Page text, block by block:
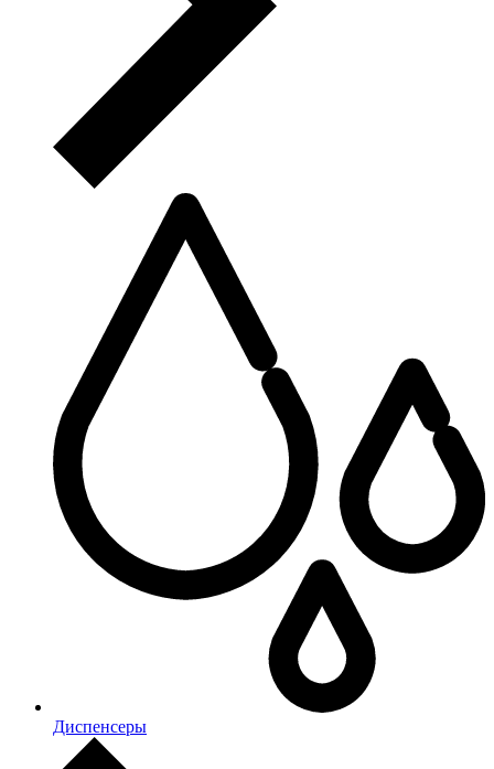
Диспенсеры